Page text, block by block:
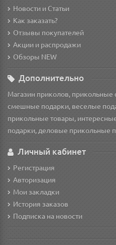
Новости и Статьи
Как заказать?
Отзывы покупателей
Акции и распродажи
Обзоры NEW
Дополнительно
Магазин приколов,
смешные подарки, веселые
прикольные товары,
подарки, деловые прикольные
Личный кабинет
Регистрация
Авторизация
Мои закладки
История заказов
Подписка на новости